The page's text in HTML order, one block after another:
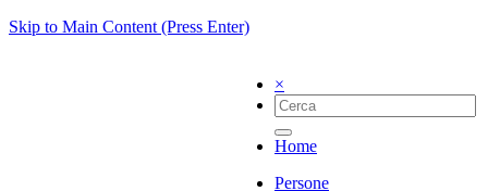
Skip to Main Content (Press Enter)
×
Home
Persone